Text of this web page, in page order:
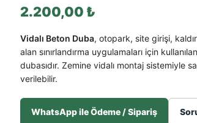
2.200,00 ₺
Vidalı Beton Duba, otopark, site girişi,
alan sınırlandırma uygulamaları için
dubasıdır. Zemine vidalı montaj sistemiyle
verilebilir.
WhatsApp ile Ödeme / Sipariş